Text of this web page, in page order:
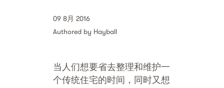
09 8月 2016
Authored by Hayball
当人们想要省去整理和维护一
个传统住宅的时间，同时又想